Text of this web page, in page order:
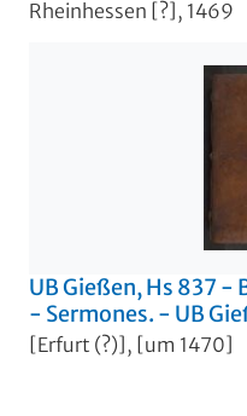
Rheinhessen [?], 1469
UB Gießen, Hs 837
- Sermones. - UB
[Erfurt (?)], [um 1470]